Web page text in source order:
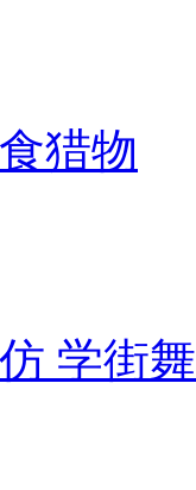
猎物
学街